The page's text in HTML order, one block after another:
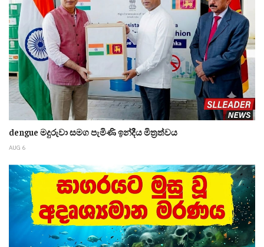
dengue මදුරුවා සමග පැමිණි ඉන්දීය මිත්‍රත්වය
AUG 6